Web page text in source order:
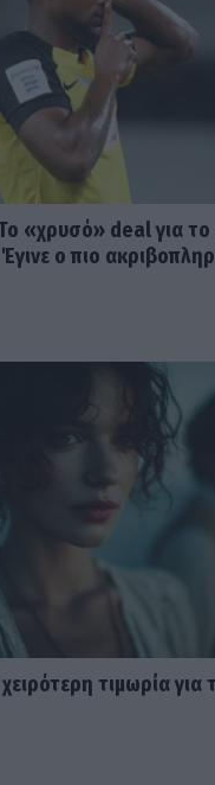
«χρυσό» deal για
ο πιο
τιμωρία για